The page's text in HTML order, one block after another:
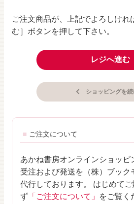
ご注文商品が、上記でよろしけれ
む］ボタンを押して下さい。
ショッピングを続
レジへ進む
ご注文について
あかね書房オンラインショッピ
受注および発送を（株）ブック
代行しております。 はじめて
ず 「ご注文について」 をご覧く